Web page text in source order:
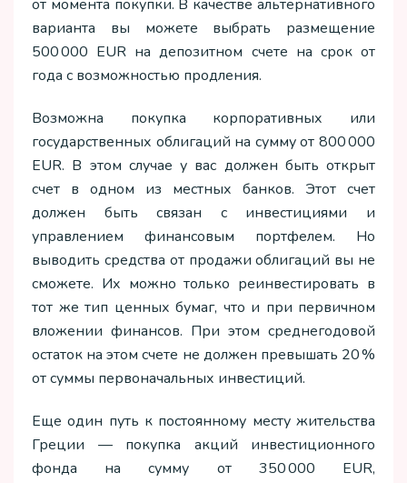
от момента покупки. В качестве альтернативного
варианта вы можете выбрать размещение
500 000 EUR на депозитном счете на срок от
года с возможностью продления.
Возможна покупка корпоративных или
государственных облигаций на сумму от 800 000
EUR. В этом случае у вас должен быть открыт
счет в одном из местных банков. Этот счет
должен быть связан с инвестициями и
управлением финансовым портфелем. Но
выводить средства от продажи облигаций вы не
сможете. Их можно только реинвестировать в
тот же тип ценных бумаг, что и при первичном
вложении финансов. При этом среднегодовой
остаток на этом счете не должен превышать 20 %
от суммы первоначальных инвестиций.
Еще один путь к постоянному месту жительства
Греции — покупка акций инвестиционного
фонда на сумму от 350 000 EUR,